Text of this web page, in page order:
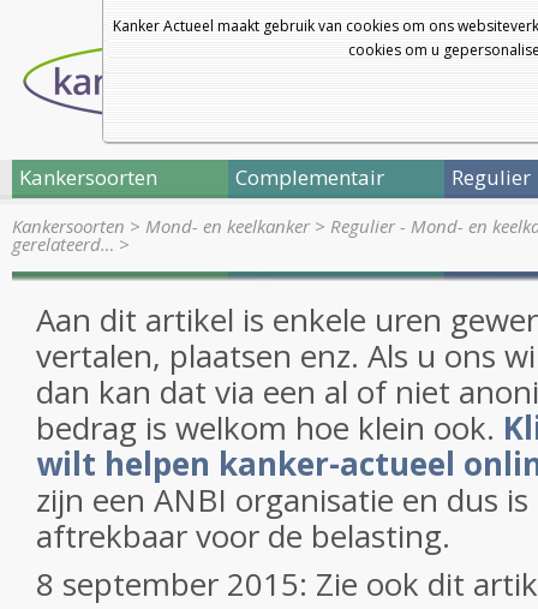
Kanker Actueel maakt gebruik van cookies om ons
cookies om u
Kankersoorten Complementair Regulier
Kankersoorten > Mond- en keelkanker> Regulier - Mond- en
gerelateerd… >
Aan dit artikel is enkele uren
vertalen, plaatsen enz. Als u ons
dan kan dat via een al of niet
bedrag is welkom hoe klein ook.
wilt helpen kanker-actueel
zijn een ANBI organisatie en dus
aftrekbaar voor de belasting.
8 september 2015: Zie ook dit